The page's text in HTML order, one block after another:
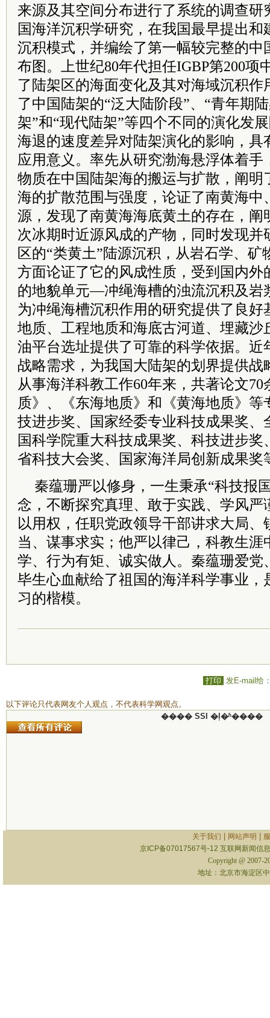
来源及其空间分布进行了系统的调查研
国海洋沉积学研究，在我国最早提出和
沉积模式，并编绘了第一幅较完整的中
布图。上世纪80年代担任IGBP第200项
了陆架区的海面变化及其对海域沉积作
了中国陆架的“泛大陆阶段”、“青年期
架”和“现代陆架”等四个不同的演化发
海退的速度差异对陆架演化的影响，具
应用意义。率先从研究渤海悬浮体着手
物质在中国陆架海的搬运与扩散，阐明
海的扩散范围与强度，论证了南黄海中
源，发现了南黄海海底黄土的存在，阐
次冰期时近源风成的产物，同时发现并
区的“类黄土”陆源沉积，从岩石学、矿
方面论证了它的风成性质，受到国内外
的地貌单元—冲绳海槽的浊流沉积及岩
为冲绳海槽沉积作用的研究提供了良好
地质、工程地质和海底古河道、埋藏沙
油平台选址提供了可靠的科学依据。近
战略需求，为我国大陆架的划界提供战
从事海洋科教工作60年来，共著论文
质》、《东海地质》和《黄海地质》等
技进步奖、国家经委专业科技成果奖、
国科学院重大科技成果奖、科技进步奖
省科技大会奖、国家海洋局创新成果奖
秦蕴珊严以修身，一生秉承“科技报
念，不断探究真理、敢于实践、学风严
以用权，任职党政领导干部讲求大局、
当、谋事求实；他严以律己，科教生涯
学、行为有矩、诚实做人。秦蕴珊爱党
毕生心血献给了祖国的海洋科学事业，
习的楷模。
打印 发E-mail给
以下评论只代表网友个人观点，不代表科学网观点。
���� SSI �ļ�ʱ����
关于我们 网站声明
京ICP备07017567号-12 互联网新闻信
Copyright @ 2007-
地址：北京市海淀区